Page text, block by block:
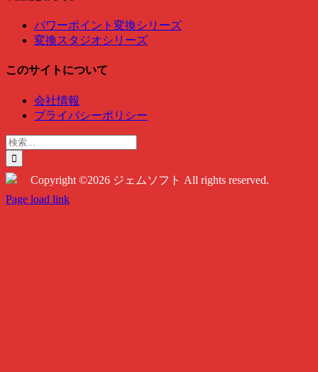
パワーポイント変換シリーズ
変換スタジオシリーズ
このサイトについて
会社情報
プライバシーポリシー
検
索
…
Copyright ©2026 ジェムソフト All rights reserved.
Twitter
Instagram
Facebook
Page load link